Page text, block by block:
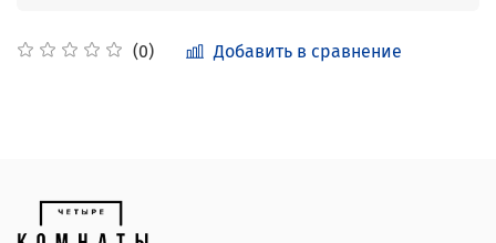
(0) Добавить в сравнение